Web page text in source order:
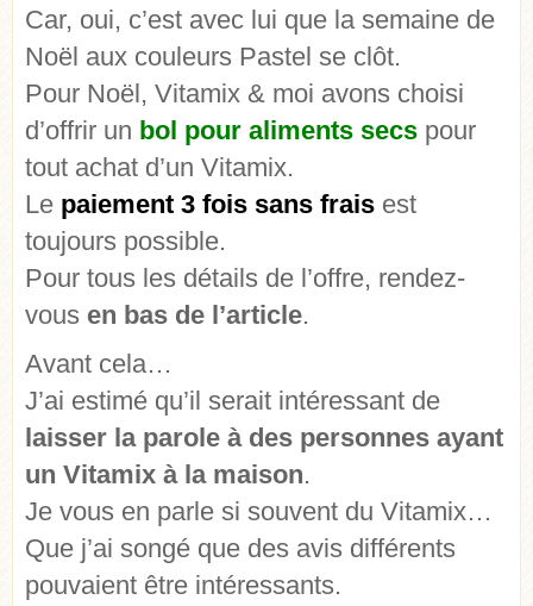
Car, oui, c’est avec lui que la semaine de
Noël aux couleurs Pastel se clôt.
Pour Noël, Vitamix & moi avons choisi
d’offrir un bol pour aliments secs pour
tout achat d’un Vitamix.
Le paiement 3 fois sans frais est
toujours possible.
Pour tous les détails de l’offre, rendez-
vous en bas de l’article.
Avant cela…
J’ai estimé qu’il serait intéressant de
laisser la parole à des personnes ayant
un Vitamix à la maison.
Je vous en parle si souvent du Vitamix…
Que j’ai songé que des avis différents
pouvaient être intéressants.